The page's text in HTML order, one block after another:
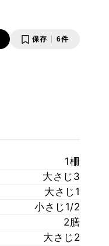
保存 6件
1柵
大さじ3
大さじ1
小さじ1/2
2膳
大さじ2